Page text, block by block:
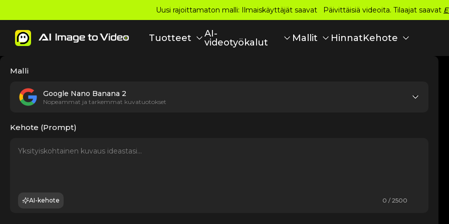
Uusi rajoittamaton malli: Ilmaiskäyttäjät saavat Päivittäisiä videoita. Tilaajat saavat
Tuotteet
AI-
videotyökalut
Mallit HinnatKehote
Malli
Google Nano Banana 2
Nopeammat ja tarkemmat kuvatuotokset
Kehote (Prompt)
AI-kehote 0 / 2500